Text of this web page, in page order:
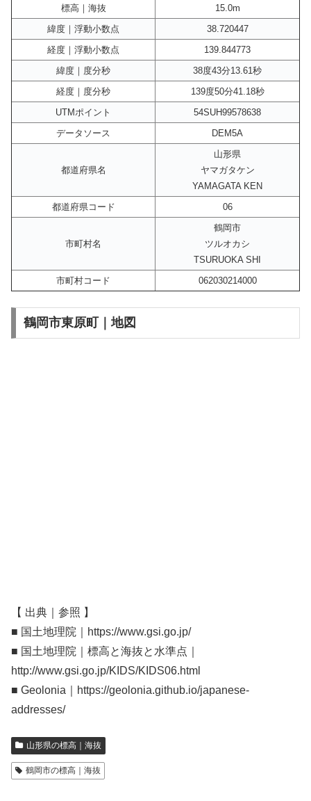
標高｜海抜
15.0m
緯度｜浮動小数点
38.720447
経度｜浮動小数点
139.844773
緯度｜度分秒
38度43分13.61秒
経度｜度分秒
139度50分41.18秒
UTMポイント
54SUH99578638
データソース
DEM5A
都道府県名
山形県
ヤマガタケン
YAMAGATA KEN
都道府県コード
06
市町村名
鶴岡市
ツルオカシ
TSURUOKA SHI
市町村コード
062030214000
鶴岡市東原町｜地図
【 出典｜参照 】
■ 国土地理院｜https://www.gsi.go.jp/
■ 国土地理院｜標高と海抜と水準点｜
http://www.gsi.go.jp/KIDS/KIDS06.html
■ Geolonia｜https://geolonia.github.io/japanese-
addresses/
山形県の標高｜海抜
鶴岡市の標高｜海抜